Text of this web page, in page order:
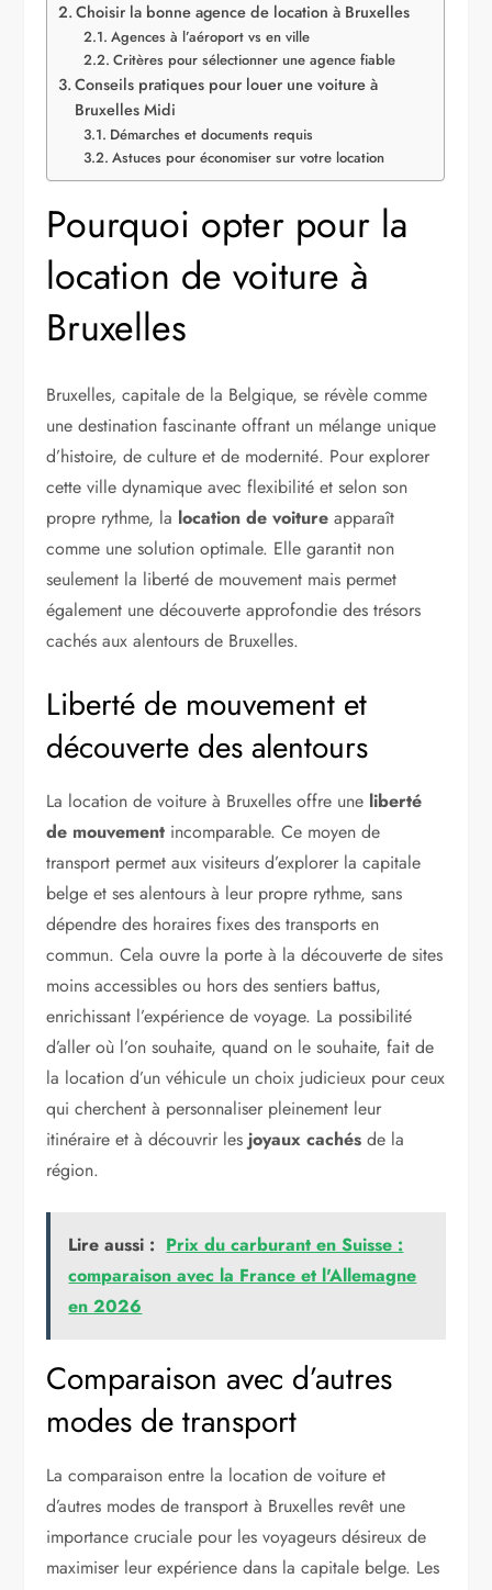
Choisir la bonne agence de location à Bruxelles
Agences à l’aéroport vs en ville
Critères pour sélectionner une agence fiable
Conseils pratiques pour louer une voiture à
Bruxelles Midi
Démarches et documents requis
Astuces pour économiser sur votre location
Pourquoi opter pour la
location de voiture à
Bruxelles
Bruxelles, capitale de la Belgique, se révèle comme
une destination fascinante offrant un mélange unique
d’histoire, de culture et de modernité. Pour explorer
cette ville dynamique avec flexibilité et selon son
propre rythme, la location de voiture apparaît
comme une solution optimale. Elle garantit non
seulement la liberté de mouvement mais permet
également une découverte approfondie des trésors
cachés aux alentours de Bruxelles.
Liberté de mouvement et
découverte des alentours
La location de voiture à Bruxelles offre une liberté
de mouvement incomparable. Ce moyen de
transport permet aux visiteurs d’explorer la capitale
belge et ses alentours à leur propre rythme, sans
dépendre des horaires fixes des transports en
commun. Cela ouvre la porte à la découverte de sites
moins accessibles ou hors des sentiers battus,
enrichissant l’expérience de voyage. La possibilité
d’aller où l’on souhaite, quand on le souhaite, fait de
la location d’un véhicule un choix judicieux pour ceux
qui cherchent à personnaliser pleinement leur
itinéraire et à découvrir lesjoyaux cachés de la
région.
Lire aussi : Prix du carburant en Suisse :
comparaison avec la France et l'Allemagne
en 2026
Comparaison avec d’autres
modes de transport
La comparaison entre la location de voiture et
d’autres modes de transport à Bruxelles revêt une
importance cruciale pour les voyageurs désireux de
maximiser leur expérience dans la capitale belge. Les